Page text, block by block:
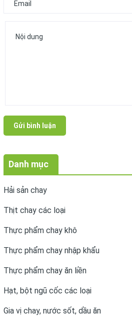
Danh mục
Hải sản chay
Thịt chay các loại
Thực phẩm chay khô
Thực phẩm chay nhập khẩu
Thực phẩm chay ăn liền
Hạt, bột ngũ cốc các loại
Gia vị chay, nước sốt, dầu ăn
Gửi bình luận